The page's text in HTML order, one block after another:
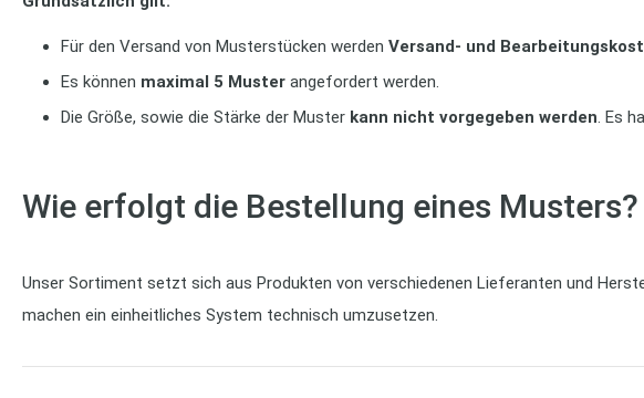
Für den Versand von Musterstücken werden Versand- und
Es können maximal 5 Muster angefordert werden.
Die Größe, sowie die Stärke der Muster kann nicht vorgegeben werden . Es
Wie erfolgt die Bestellung eines Musters?
Unser Sortiment setzt sich aus Produkten von verschiedenen Lieferanten und
machen ein einheitliches System technisch umzusetzen.